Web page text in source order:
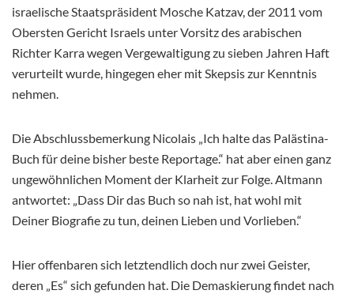
israelische Staatspräsident Mosche Katzav, der 2011 vom
Obersten Gericht Israels unter Vorsitz des arabischen
Richter Karra wegen Vergewaltigung zu sieben Jahren Haft
verurteilt wurde, hingegen eher mit Skepsis zur Kenntnis
nehmen.
Die Abschlussbemerkung Nicolais „Ich halte das Palästina-
Buch für deine bisher beste Reportage.“ hat aber einen ganz
ungewöhnlichen Moment der Klarheit zur Folge. Altmann
antwortet: „Dass Dir das Buch so nah ist, hat wohl mit
Deiner Biografie zu tun, deinen Lieben und Vorlieben.“
Hier offenbaren sich letztendlich doch nur zwei Geister,
deren „Es“ sich gefunden hat. Die Demaskierung findet nach